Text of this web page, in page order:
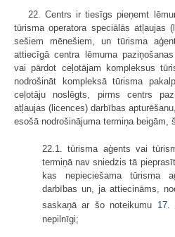
22. Centrs ir tiesīgs pieņemt
tūrisma operatora speciālās atļaujas
sešiem mēnešiem, un tūrisma
attiecīgā centra lēmuma
vai pārdot ceļotājam kompleksus
nodrošināt kompleksā tūrisma
ceļotāju noslēgts, pirms centrs
atļaujas (licences) darbības
esošā nodrošinājuma termiņa beigām,
22.1. tūrisma aģents vai
termiņā nav sniedzis tā
kas nepieciešama tūrisma
darbības un, ja attiecināms,
saskaņā ar šo noteikumu 17.
nepilnīgi;